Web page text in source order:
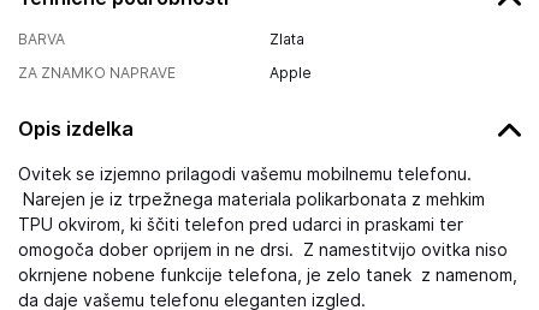
BARVA
Zlata
ZA ZNAMKO NAPRAVE
Apple
Opis izdelka
Ovitek se izjemno prilagodi vašemu mobilnemu telefonu.
Narejen je iz trpežnega materiala polikarbonata z mehkim
TPU okvirom, ki ščiti telefon pred udarci in praskami ter
omogoča dober oprijem in ne drsi. Z namestitvijo ovitka niso
okrnjene nobene funkcije telefona, je zelo tanek z namenom,
da daje vašemu telefonu eleganten izgled.